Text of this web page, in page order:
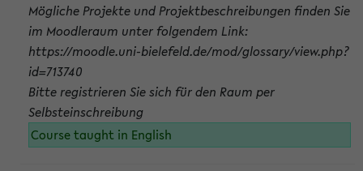
Mögliche Projekte und Projektbeschreibungen finden Sie
im Moodleraum unter folgendem Link:
https://moodle.uni-bielefeld.de/mod/glossary/view.php?
id=713740
Bitte registrieren Sie sich für den Raum per
Selbsteinschreibung
Course taught in English